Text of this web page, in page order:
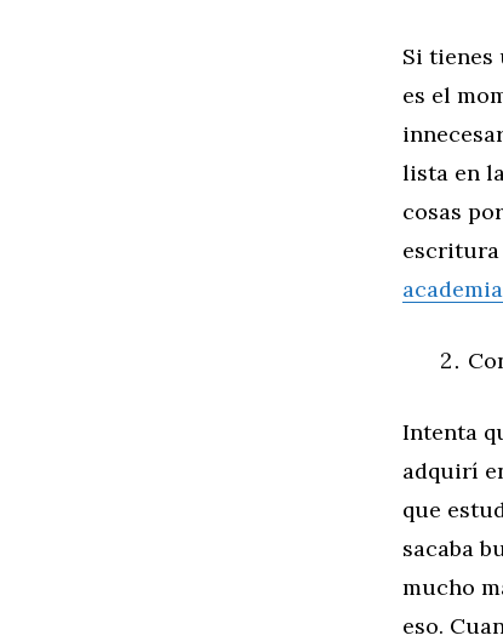
Si tienes
es el
lista en
cosas
escritura
Intenta
adquirí
que
sacaba
mucho
eso.